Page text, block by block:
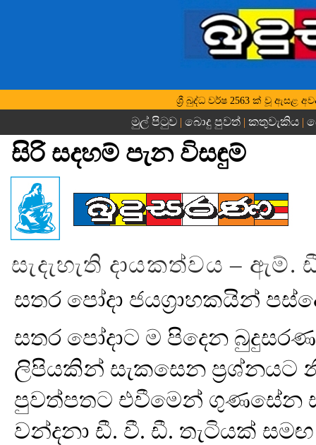
ශ්‍රී බුද්ධ වර්ෂ 2563 ක් වූ ඇසළ
මුල් පිටුව | බොදු පුවත් | කතුවැකිය |
සිරි සදහම් පැන විසඳුම්
සැදැහැති දායකත්වය –
සතර පෝදා ජයග්‍රාහකයින්
සතර පෝදාට ම පිදෙන
ලිපියකින් සැකසෙන ප්‍රශ්නයට
පුවත්පතට එවීමෙන් ගුණසේන
වන්දනා ඩී. වී. ඩී. තැටියක්